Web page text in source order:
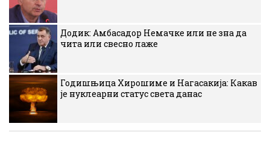
Додик: Амбасадор Немачке или не зна да
чита или свесно лаже
Годишњица Хирошиме и Нагасакија: Какав
је нуклеарни статус света данас